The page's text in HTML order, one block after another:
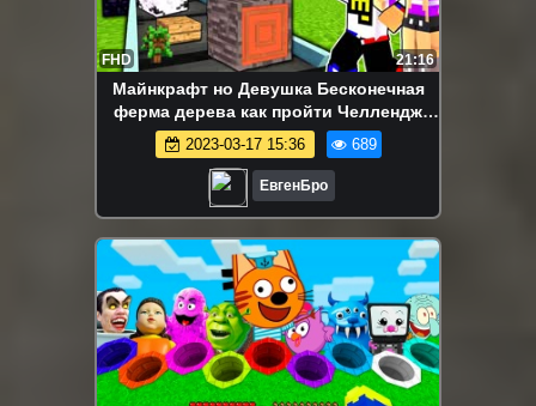
FHD 21:16
Майнкрафт но Девушка Бесконечная
ферма дерева как пройти Челлендж
НУБ И ПРО ВИДЕО ТРОЛЛИНГ
MINECRAFT
2023-03-17 15:36 689
ЕвгенБро